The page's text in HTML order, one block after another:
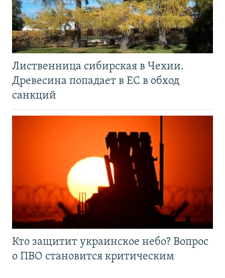
Лиственница сибирская в Чехии.
Древесина попадает в ЕС в обход
санкций
Кто защитит украинское небо? Вопрос
о ПВО становится критическим